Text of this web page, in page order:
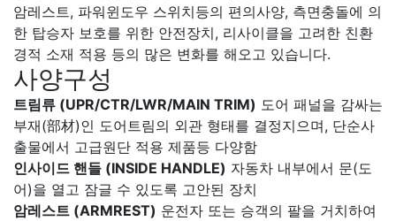
암레스트, 파워윈도우 스위치등의 편의사양, 측면충돌에 의
한 탑승자 보호를 위한 안전장치, 리사이클을 고려한 친환
경적 소재 적용 등의 많은 변화를 해오고 있습니다.
사양구성
트림류 (UPR/CTR/LWR/MAIN TRIM) 도어 패널을 감싸는
부재(部材)인 도어트림의 외관 형태를 결정지으며, 단순사
출물에서 고급원단 적용 제품등 다양함
인사이드 핸들 (INSIDE HANDLE) 자동차 내부에서 문(도
어)을 열고 잠글 수 있도록 고안된 장치
암레스트 (ARMREST) 운전자 또는 승객의 팔을 거치하여